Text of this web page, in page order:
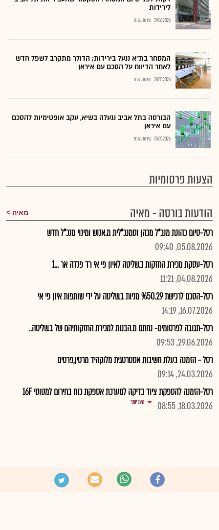
לירידות
29.06.2026 שירות גלובס
המסחר בת"א ננעל בירידות; הדולר מתקרב לשפל חדש
לאחר הדיווח על הסכם עם איראן
28.05.2026 שירות גלובס
הבורסה בתל אביב ננעלה בשיא, עקב אופטימיות להסכם
עם איראן
25.05.2026 שירות גלובס
הצעות פרסומיות
הודעות בורסה - מאיה
מאיה
רסל-סיום כהונת מנכ"ל מכהן וסמנכ"לית מ.אנוש ומינוי מנכ"ל חדש
05.08.2026, 09:40
רסל-עסקת מכירת החזקות ב.שליטה לאיון פי אי רד פנדה אר ...1
04.08.2026, 11:21
רסל-הסכם לרכישת %50.29 מניות ב.שליטה על ידי שותפות איון פי אי
16.07.2026, 14:19
רסל-תגובה לפרסומים- נחתם מ.הבנות למכירת החזקותיהם של ב.שליטה..
29.06.2026, 09:53
רסל - הזמנה בעלת חשיבות אסטרטגית מלוקהיד מרטין,פרטים
24.03.2026, 09:14
רסל-הזמנה להספקת ציוד בדיקה למערכת אספקת כוח בחירום למטוסי 16F
18.03.2026, 08:55
הצג יותר